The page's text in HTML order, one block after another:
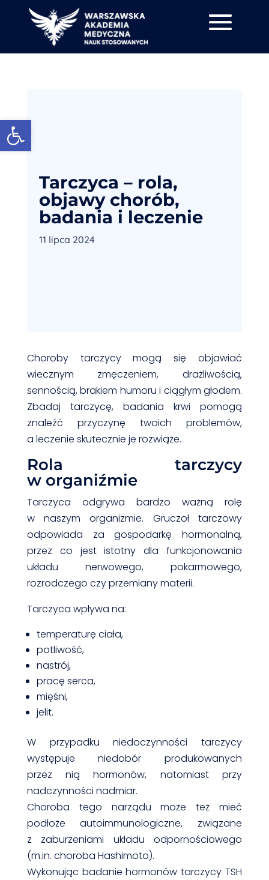
Tarczyca – rola,
objawy chorób,
badania i leczenie
11 lipca 2024
Choroby tarczycy mogą się objawiać
wiecznym zmęczeniem, drażliwością,
sennością, brakiem humoru i ciągłym głodem.
Zbadaj tarczycę, badania krwi pomogą
znaleźć przyczynę twoich problemów,
a leczenie skutecznie je rozwiąże.
Rola tarczycy
w organiźmie
Tarczyca odgrywa bardzo ważną rolę
w naszym organizmie. Gruczoł tarczowy
odpowiada za gospodarkę hormonalną,
przez co jest istotny dla funkcjonowania
układu nerwowego, pokarmowego,
rozrodczego czy przemiany materii.
Tarczyca wpływa na:
temperaturę ciała,
potliwość,
nastrój,
pracę serca,
mięśni,
jelit.
W przypadku niedoczynności tarczycy
występuje niedobór produkowanych
przez nią hormonów, natomiast przy
nadczynności nadmiar.
Choroba tego narządu może też mieć
podłoże autoimmunologiczne, związane
z zaburzeniami układu odpornościowego
(m.in. choroba Hashimoto).
Wykonując badanie hormonów tarczycy TSH
Otwórz pasek narzędzi